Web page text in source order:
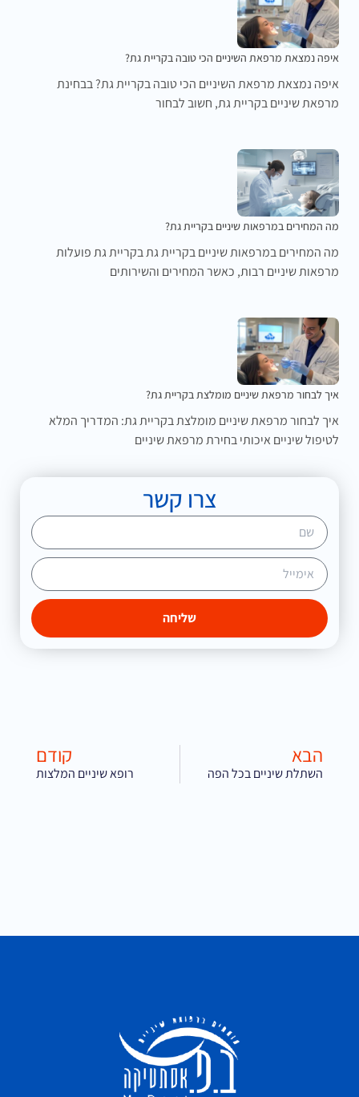
איפה נמצאת מרפאת השיניים הכי טובה בקריית גת?
איפה נמצאת מרפאת השיניים הכי טובה בקריית גת? בבחינת
מרפאת שיניים בקריית גת, חשוב לבחור
מה המחירים במרפאות שיניים בקריית גת?
מה המחירים במרפאות שיניים בקריית גת בקריית גת פועלות
מרפאות שיניים רבות, כאשר המחירים והשירותים
איך לבחור מרפאת שיניים מומלצת בקריית גת?
איך לבחור מרפאת שיניים מומלצת בקריית גת: המדריך המלא
לטיפול שיניים איכותי בחירת מרפאת שיניים
צרו קשר
שליחה
הבא
השתלת שיניים בכל הפה
קודם
רופא שיניים המלצות